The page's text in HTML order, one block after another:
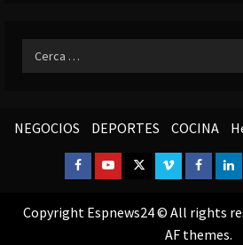
Ricerca
per:
NEGOCIOS DEPORTES COCINA
Facebook
YoutubeTwitterVimeo
Copyright Espnews24 © All rights
AF themes.